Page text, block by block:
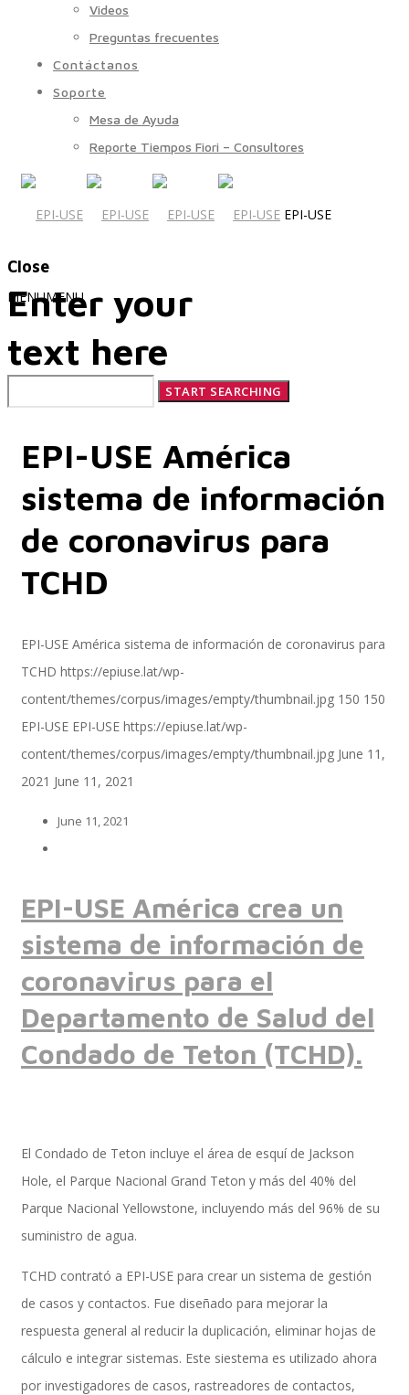
Videos
Preguntas frecuentes
Contáctanos
Soporte
Mesa de Ayuda
Reporte Tiempos Fiori – Consultores
EPI-USE
MENUMENU
Servicios
Servicios y productos cloud
SAP S/4 HANA
EPI-US4HANA
SAP SuccessFactors Employee Central
Learning and Development
Performance and Goals
Recruiting and Onboarding
Close
Enter your
text here
EPI-USE América
sistema de información
de coronavirus para
TCHD
EPI-USE América sistema de información de coronavirus para
TCHD https://epiuse.lat/wp-
content/themes/corpus/images/empty/thumbnail.jpg 150 150
EPI-USE EPI-USE https://epiuse.lat/wp-
content/themes/corpus/images/empty/thumbnail.jpg June 11,
2021 June 11, 2021
June 11, 2021
EPI-USE América crea un
sistema de información de
coronavirus para el
Departamento de Salud del
Condado de Teton (TCHD).
El Condado de Teton incluye el área de esquí de Jackson
Hole, el Parque Nacional Grand Teton y más del 40% del
Parque Nacional Yellowstone, incluyendo más del 96% de su
suministro de agua.
TCHD contrató a EPI-USE para crear un sistema de gestión
de casos y contactos. Fue diseñado para mejorar la
respuesta general al reducir la duplicación, eliminar hojas de
cálculo e integrar sistemas. Este siestema es utilizado ahora
por investigadores de casos, rastreadores de contactos,